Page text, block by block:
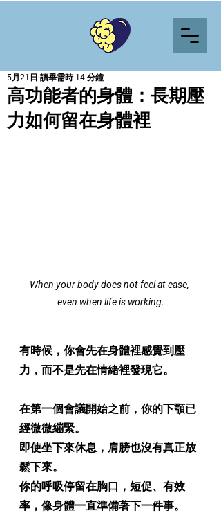
高功能者的身體：長期壓
力如何留在身體裡
5月21日 讀畢需時 14 分鐘
When your body does not feel at ease,
even when life is working.
有時候，你會先在身體裡感覺到壓
力，而不是先在情緒裡發現它。
在第一個會議開始之前，你的下顎已
經微微繃緊。
即使坐下來休息，肩膀也沒有真正放
鬆下來。
你的呼吸停留在胸口，短促、有效
率，像身體一直準備著下一件事。